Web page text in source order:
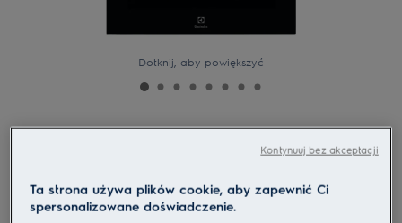
Dotknij, aby powiększyć
KOD8C39Z
SurroundCook SteamBake kataliza
4.9 (312)
Ta strona używa plików cookie, aby zapewnić Ci
spersonalizowane doświadczenie.
Kontynuuj bez akceptacji